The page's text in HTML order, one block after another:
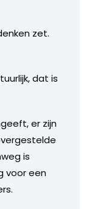
zet.
dat is
er zijn
is
voor een